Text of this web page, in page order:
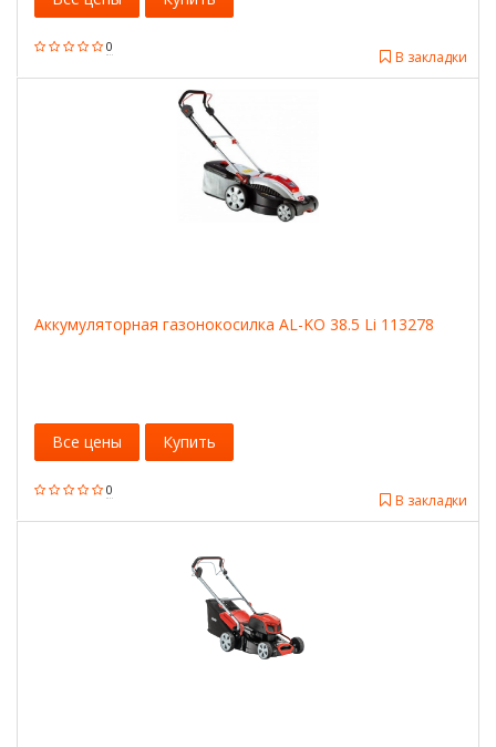
0
В закладки
Аккумуляторная газонокосилка AL-KO 38.5 Li 113278
0
В закладки
Все цены Купить